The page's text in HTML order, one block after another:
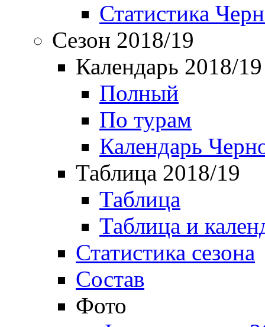
Статистика
Сезон 2018/19
Календарь 2018/19
Полный
По турам
Календарь
Таблица 2018/19
Таблица
Таблица и
Статистика сезона
Состав
Фото